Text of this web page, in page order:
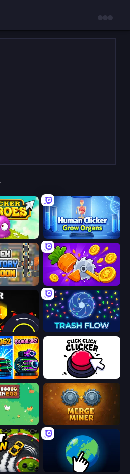
Human Clicker: Grow Organs
Tycoon Farm Ring Idle
Trash Flow
Pumpkin Defense: Merge Cannon Click Click Clicker
Merge Miner
Planet Clicker 2